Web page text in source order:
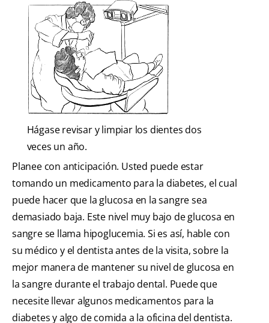
Hágase revisar y limpiar los dientes dos
veces un año.
Planee con anticipación. Usted puede estar
tomando un medicamento para la diabetes, el cual
puede hacer que la glucosa en la sangre sea
demasiado baja. Este nivel muy bajo de glucosa en
sangre se llama hipoglucemia. Si es así, hable con
su médico y el dentista antes de la visita, sobre la
mejor manera de mantener su nivel de glucosa en
la sangre durante el trabajo dental. Puede que
necesite llevar algunos medicamentos para la
diabetes y algo de comida a la oficina del dentista.